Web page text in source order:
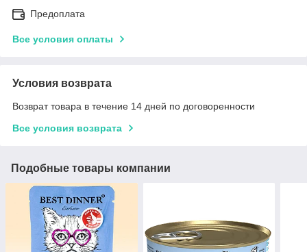
Предоплата
Все условия оплаты
Условия возврата
Возврат товара в течение 14 дней по договоренности
Все условия возврата
Подобные товары компании